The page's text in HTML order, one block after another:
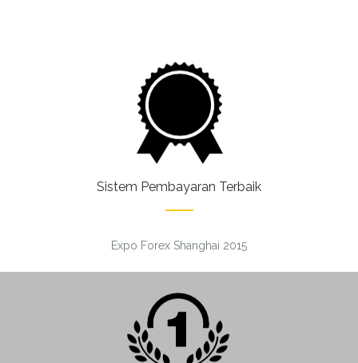
Sistem Pembayaran Terbaik
Expo Forex Shanghai 2015